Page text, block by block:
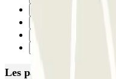
Les parkings les mieux